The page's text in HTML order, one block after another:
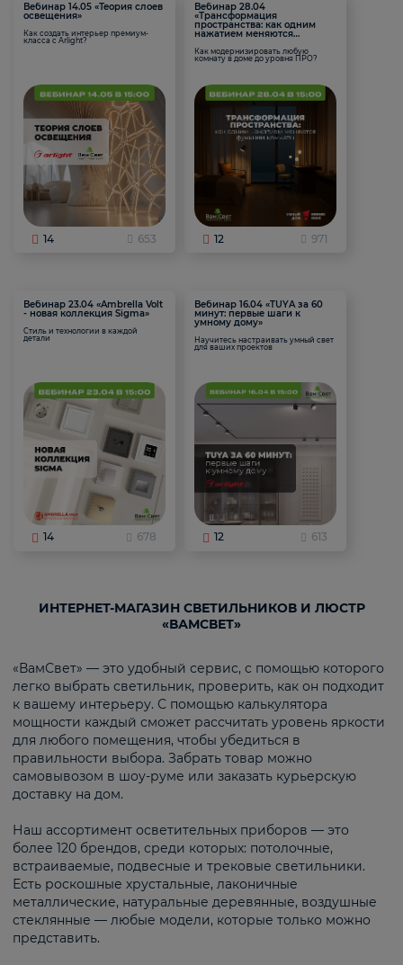
Вебинар 14.05 «Теория слоев
освещения»
Как создать интерьер премиум-
класса с Arlight?
14 653
Вебинар 28.04
«Трансформация
пространства: как одним
нажатием меняются
Как модернизировать любую
комнату в доме до уровня ПРО?
12 971
Вебинар 23.04 «Ambrella Volt
- новая коллекция Sigma»
Стиль и технологии в каждой
детали
14 678
Вебинар 16.04 «TUYA за 60
минут: первые шаги к
умному дому»
Научитесь настраивать умный свет
для ваших проектов
12 613
ИНТЕРНЕТ-МАГАЗИН СВЕТИЛЬНИКОВ И ЛЮСТР
«ВАМСВЕТ»
«ВамСвет» — это удобный сервис, с помощью которого
легко выбрать светильник, проверить, как он подходит
к вашему интерьеру. С помощью калькулятора
мощности каждый сможет рассчитать уровень яркости
для любого помещения, чтобы убедиться в
правильности выбора. Забрать товар можно
самовывозом в шоу-руме или заказать курьерскую
доставку на дом.
Наш ассортимент осветительных приборов — это
более 120 брендов, среди которых: потолочные,
встраиваемые, подвесные и трековые светильники.
Есть роскошные хрустальные, лаконичные
металлические, натуральные деревянные, воздушные
стеклянные — любые модели, которые только можно
представить.